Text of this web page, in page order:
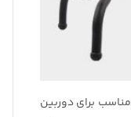
در بالاترین قسمت سه پایه مدل Spider مناسب برای دوربین